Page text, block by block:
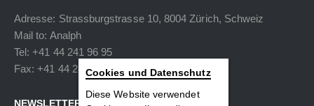
Adresse: Strassburgstrasse 10, 8004 Zürich, Schweiz
Mail to: Analph
Tel: +41 44 241 96 95
Fax: +41 44 240 34 40
NEWSLETTER
Cookies und Datenschutz
Diese Website verwendet